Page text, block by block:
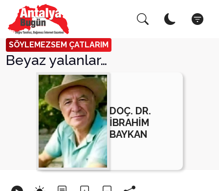
SÖYLEMEZSEM ÇATLARIM
Beyaz yalanlar…
DOÇ. DR.
İBRAHİM
BAYKAN
Arama Yap! Kapat